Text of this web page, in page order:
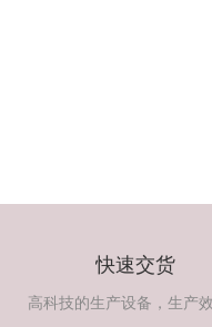
快速交货
高科技的生产设备，生产